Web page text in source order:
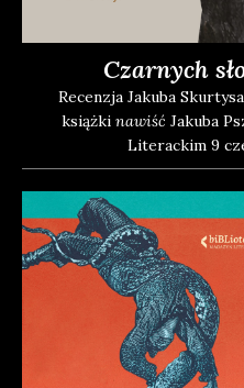
Czarnych
Recen­zja Jaku­ba
książ­ki nawiść Jaku­ba
Lite­rac­kim 9